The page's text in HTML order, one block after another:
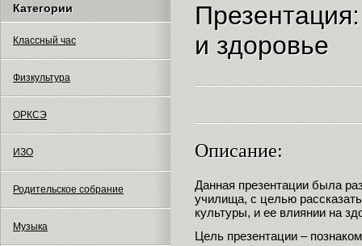
Категории
Классный час
Физкультура
ОРКСЭ
ИЗО
Родительское собрание
Музыка
и здоровье
Описание:
Данная презентации была
училища, с целью
культуры, и ее влиянии на
Цель презентации –